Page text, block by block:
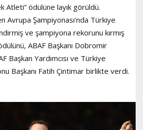
Atleti” ödülüne layık görüldü.
Avrupa Şampiyonası’nda Türkiye
ve şampiyona rekorunu kırmış
ABAF Başkanı Dobromir
Başkan Yardımcısı ve Türkiye
Başkanı Fatih Çintimar birlikte verdi.